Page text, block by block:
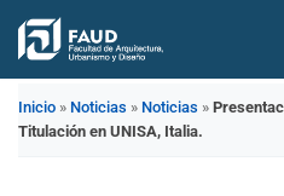
Saltar
contenido
Inicio » Noticias » Noticias »
Titulación en UNISA, Italia.